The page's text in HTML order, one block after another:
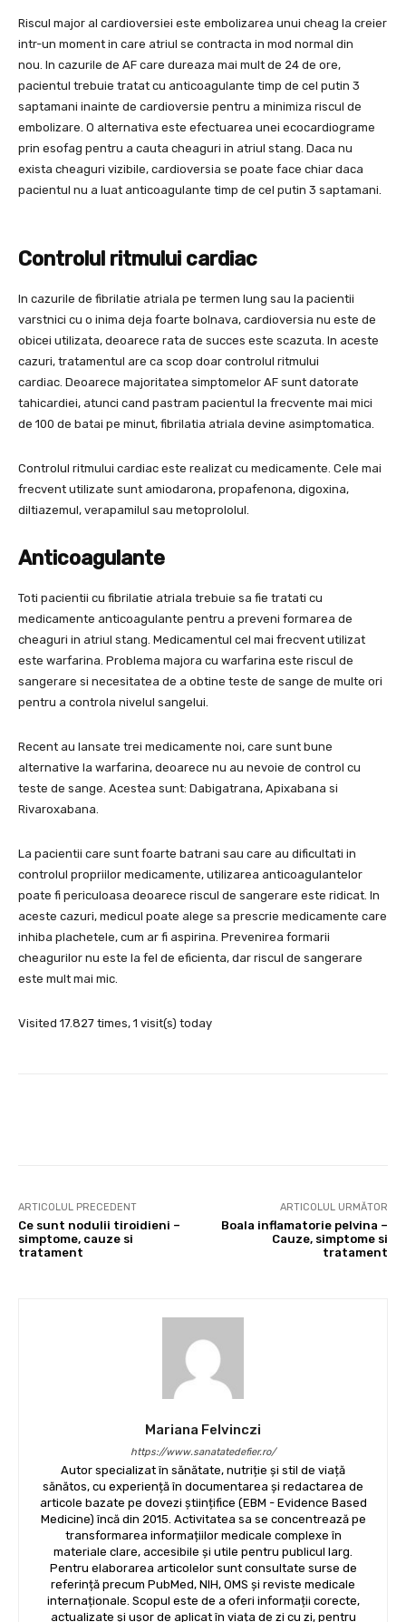
Riscul major al cardioversiei este embolizarea unui cheag la creier
intr-un moment in care atriul se contracta in mod normal din
nou. In cazurile de AF care dureaza mai mult de 24 de ore,
pacientul trebuie tratat cu anticoagulante timp de cel putin 3
saptamani inainte de cardioversie pentru a minimiza riscul de
embolizare. O alternativa este efectuarea unei ecocardiograme
prin esofag pentru a cauta cheaguri in atriul stang. Daca nu
exista cheaguri vizibile, cardioversia se poate face chiar daca
pacientul nu a luat anticoagulante timp de cel putin 3 saptamani.
Controlul ritmului cardiac
In cazurile de fibrilatie atriala pe termen lung sau la pacientii
varstnici cu o inima deja foarte bolnava, cardioversia nu este de
obicei utilizata, deoarece rata de succes este scazuta. In aceste
cazuri, tratamentul are ca scop doar controlul ritmului
cardiac. Deoarece majoritatea simptomelor AF sunt datorate
tahicardiei, atunci cand pastram pacientul la frecvente mai mici
de 100 de batai pe minut, fibrilatia atriala devine asimptomatica.
Controlul ritmului cardiac este realizat cu medicamente. Cele mai
frecvent utilizate sunt amiodarona, propafenona, digoxina,
diltiazemul, verapamilul sau metoprololul.
Anticoagulante
Toti pacientii cu fibrilatie atriala trebuie sa fie tratati cu
medicamente anticoagulante pentru a preveni formarea de
cheaguri in atriul stang. Medicamentul cel mai frecvent utilizat
este warfarina. Problema majora cu warfarina este riscul de
sangerare si necesitatea de a obtine teste de sange de multe ori
pentru a controla nivelul sangelui.
Recent au lansate trei medicamente noi, care sunt bune
alternative la warfarina, deoarece nu au nevoie de control cu ​​
teste de sange. Acestea sunt: ​​Dabigatrana, Apixabana si
Rivaroxabana.
La pacientii care sunt foarte batrani sau care au dificultati in
controlul propriilor medicamente, utilizarea anticoagulantelor
poate fi periculoasa deoarece riscul de sangerare este ridicat. In
aceste cazuri, medicul poate alege sa prescrie medicamente care
inhiba plachetele, cum ar fi aspirina. Prevenirea formarii
cheagurilor nu este la fel de eficienta, dar riscul de sangerare
este mult mai mic.
Visited 17.827 times, 1 visit(s) today
ARTICOLUL PRECEDENT
Ce sunt nodulii tiroidieni –
simptome, cauze si
tratament
ARTICOLUL URMĂTOR
Boala inflamatorie pelvina –
Cauze, simptome si
tratament
Mariana Felvinczi
https://www.sanatatedefier.ro/
Autor specializat în sănătate, nutriție și stil de viață
sănătos, cu experiență în documentarea și redactarea de
articole bazate pe dovezi științifice (EBM - Evidence Based
Medicine) încă din 2015. Activitatea sa se concentrează pe
transformarea informațiilor medicale complexe în
materiale clare, accesibile și utile pentru publicul larg.
Pentru elaborarea articolelor sunt consultate surse de
referință precum PubMed, NIH, OMS și reviste medicale
internaționale. Scopul este de a oferi informații corecte,
actualizate și ușor de aplicat în viața de zi cu zi, pentru